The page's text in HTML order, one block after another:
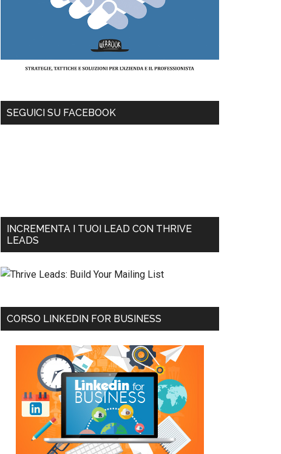
SEGUICI SU FACEBOOK
INCREMENTA I TUOI LEAD CON THRIVE
LEADS
CORSO LINKEDIN FOR BUSINESS